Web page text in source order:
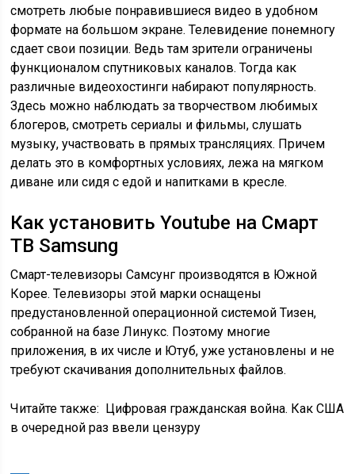
смотреть любые понравившиеся видео в удобном
формате на большом экране. Телевидение понемногу
сдает свои позиции. Ведь там зрители ограничены
функционалом спутниковых каналов. Тогда как
различные видеохостинги набирают популярность.
Здесь можно наблюдать за творчеством любимых
блогеров, смотреть сериалы и фильмы, слушать
музыку, участвовать в прямых трансляциях. Причем
делать это в комфортных условиях, лежа на мягком
диване или сидя с едой и напитками в кресле.
Как установить Youtube на Смарт
ТВ Samsung
Смарт-телевизоры Самсунг производятся в Южной
Корее. Телевизоры этой марки оснащены
предустановленной операционной системой Тизен,
собранной на базе Линукс. Поэтому многие
приложения, в их числе и Ютуб, уже установлены и не
требуют скачивания дополнительных файлов.
Читайте также: Цифровая гражданская война. Как США
в очередной раз ввели цензуру